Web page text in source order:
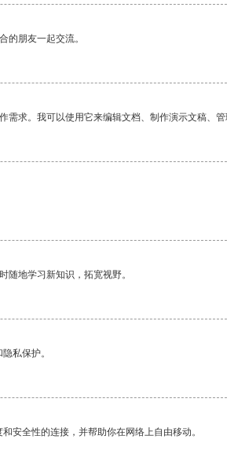
的朋友一起交流。
求。我可以使用它来编辑文档、制作演示文稿、管
随地学习新知识，拓宽视野。
私保护。
安全性的连接，并帮助你在网络上自由移动。